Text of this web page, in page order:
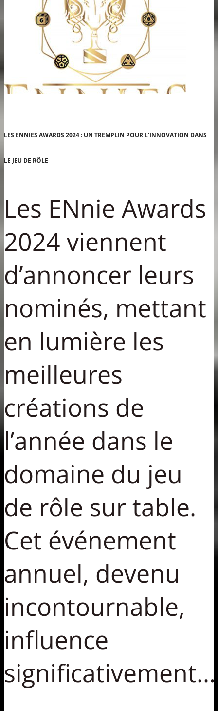
LES ENNIES AWARDS 2024 : UN TREMPLIN POUR L’INNOVATION DANS
LE JEU DE RÔLE
Les ENnie Awards
2024 viennent
d’annoncer leurs
nominés, mettant
en lumière les
meilleures
créations de
l’année dans le
domaine du jeu
de rôle sur table.
Cet événement
annuel, devenu
incontournable,
influence
significativement...